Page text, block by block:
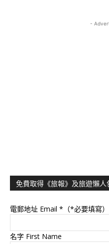
-
免費取得《旅報》及旅遊懶人
電郵地址 Email *（*必要填寫）
名字 First Name